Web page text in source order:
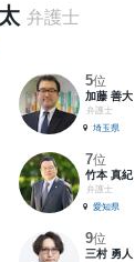
弁護士
5位
加藤 善大
弁護士
埼玉県
7位
竹本 真紀
弁護士
愛知県
9位
三村 勇人